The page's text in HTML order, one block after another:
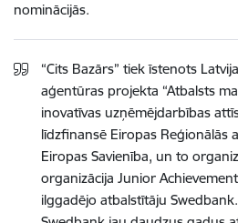
nominācijās.
“Cits Bazārs” tiek īstenots
aģentūras projekta “Atbalsts
inovatīvas uzņēmējdarbības
līdzfinansē Eiropas Reģionālās
Eiropas Savienība, un to
organizācija Junior
ilggadējo atbalstītāju